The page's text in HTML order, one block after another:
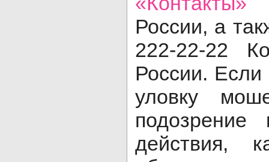
России, а
222-22-22
России.
уловку
подозрение
действия,